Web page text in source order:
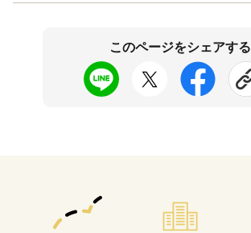
このページをシェアする